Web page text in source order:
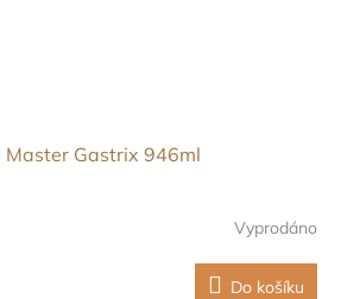
Master Gastrix 946ml
Vyprodáno
Do košíku